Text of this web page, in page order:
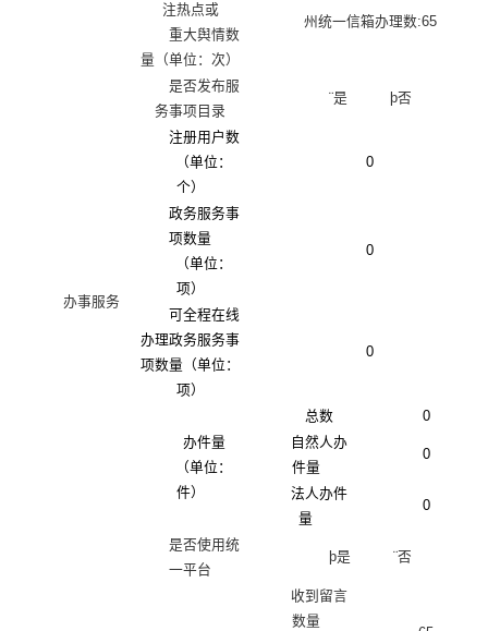
注热点或
重大舆情数
量（单位：次）
州统一信箱办理数:65
办事服务
是否发布服
务事项目录
¨是 þ否
注册用户数
（单位：
个）
0
政务服务事
项数量
（单位：
项）
0
可全程在线
办理政务服务事
项数量（单位：
项）
0
办件量
（单位：
件）
总数
0
自然人办
件量
0
法人办件
量
0
是否使用统
一平台
þ是 ¨否
收到留言
数量